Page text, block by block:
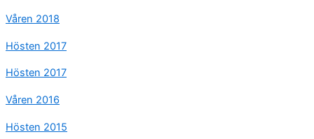
Våren 2018
Hösten 2017
Hösten 2017
Våren 2016
Hösten 2015